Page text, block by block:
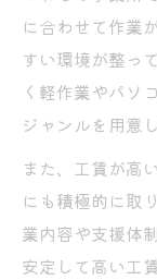
に合わせて作業
すい環境が整っ
く軽作業やパソ
ジャンルを用意
また、工賃が高
にも積極的に取
業内容や支援体
安定して高い工